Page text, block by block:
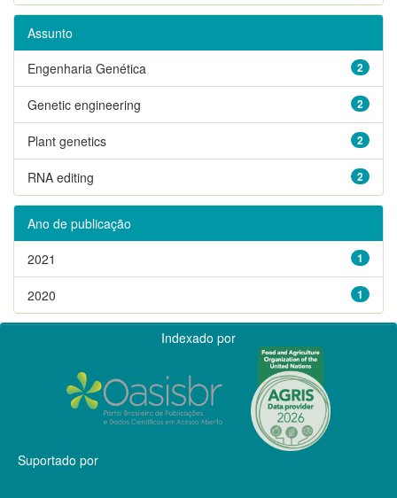
Assunto
2
Engenharia Genética
2
Genetic engineering
2
Plant genetics
2
RNA editing
Ano de publicação
1
2021
1
2020
Indexado por
Suportado por